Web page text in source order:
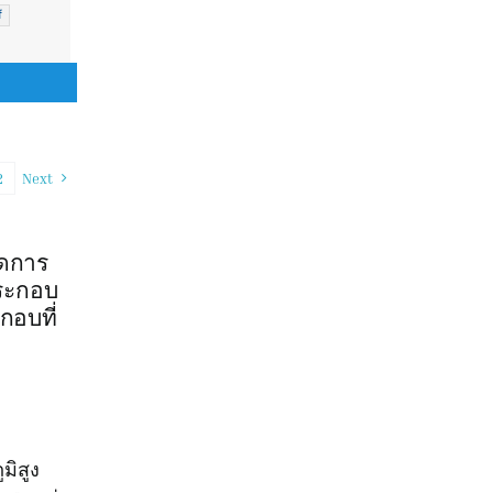
Next
การ
กอบ
อบที่
สูง